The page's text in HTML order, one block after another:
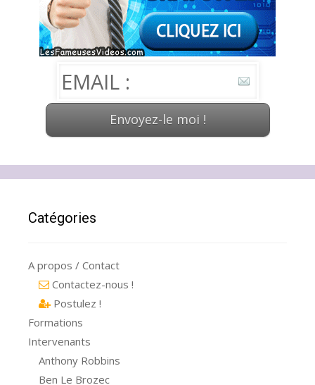
Catégories
A propos / Contact
Contactez-nous !
Postulez !
Formations
Intervenants
Anthony Robbins
Ben Le Brozec